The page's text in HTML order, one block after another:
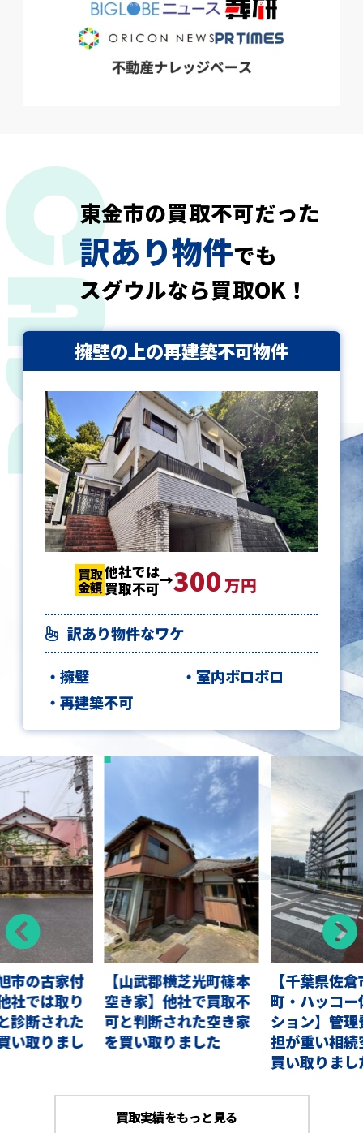
東金市の買取不可だった
訳あり物件でも
スグウルなら買取OK！
買取
金額 300
擁壁の上の再建築不可物件
買取
金額
他社では
買取不可
300万円
訳あり物件なワケ
擁壁
室内ボロボロ
再建築不可
買取
金額 300
市の古家付
社では取り
診断された
い取りまし
【山武郡横芝光町篠本
空き家】他社で買取不
可と判断された空き家
を買い取りました
【千葉県佐
町・ハッコー
ション】管
担が重い相続
買い取りまし
買取実績をもっと見る